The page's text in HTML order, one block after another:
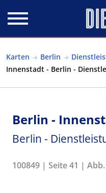
Karten Berlin
Innenstadt - Berlin -
Berlin -
Berlin -
100849 | Seite 41 |